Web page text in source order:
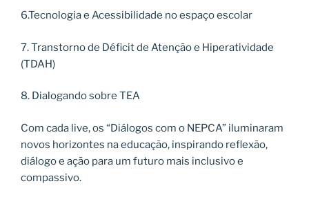
6.Tecnologia e Acessibilidade no espaço escolar
7. Transtorno de Déficit de Atenção e Hiperatividade
(TDAH)
8. Dialogando sobre TEA
Com cada live, os “Diálogos com o NEPCA” iluminaram
novos horizontes na educação, inspirando reflexão,
diálogo e ação para um futuro mais inclusivo e
compassivo.